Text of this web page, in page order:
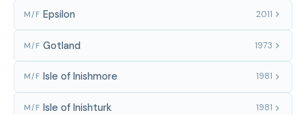
M/F Epsilon 2011
M/F Gotland 1973
M/F Isle of Inishmore 1981
M/F Isle of Inishturk 1981